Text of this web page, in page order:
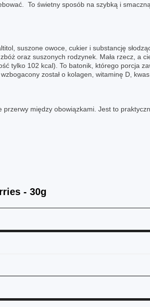
To świetny sposób na szybką i
suszone owoce, cukier i substancję
oraz suszonych rodzynek. Mała rzecz, a
tylko 102 kcal). To batonik, którego porcja
został o kolagen, witaminę D,
między obowiązkami. Jest to
- 30g